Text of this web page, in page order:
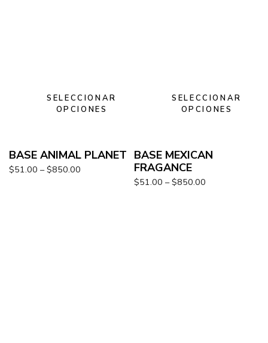
SELECCIONAR
OPCIONES
BASE ANIMAL PLANET
$51.00 – $850.00
SELECCIONAR
OPCIONES
BASE MEXICAN
FRAGANCE
$51.00 – $850.00